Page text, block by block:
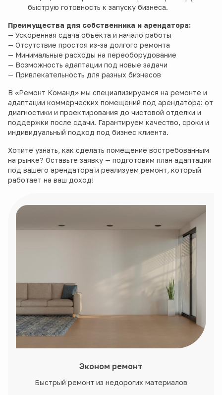
быструю готовность к запуску бизнеса.
Преимущества для собственника и арендатора:
— Ускоренная сдача объекта и начало работы
— Отсутствие простоя из-за долгого ремонта
— Минимальные расходы на переоборудование
— Возможность адаптации под новые задачи
— Привлекательность для разных бизнесов
В «Ремонт Команд» мы специализируемся на ремонте и
адаптации коммерческих помещений под арендатора: от
диагностики и проектирования до чистовой отделки и
поддержки после сдачи. Гарантируем качество, сроки и
индивидуальный подход под бизнес клиента.
Хотите узнать, как сделать помещение востребованным
на рынке? Оставьте заявку — подготовим план адаптации
под вашего арендатора и реализуем ремонт, который
работает на ваш доход!
Эконом ремонт
Быстрый ремонт из недорогих материалов